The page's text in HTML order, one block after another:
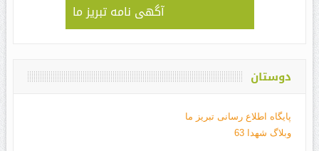
آگهی نامه تبریز ما
دوستان
پایگاه اطلاع رسانی تبریز ما
وبلاگ شهدا 63